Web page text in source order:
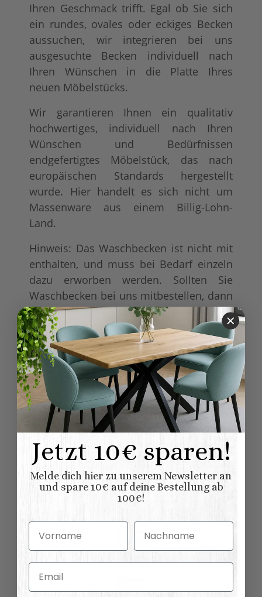
Ihren Geschmack trifft. Egal ob Sie sich
ein rundes, ovales oder eckiges Becken
aussuchen, wir integrieren bei uns
ausgesuchte Becken individuell nach
Ihren Wünschen in die Platte Ihres
neuen Möbelstücks.
Wir garantieren Ihnen ein qualitativ
hochwertiges, individuell nach Ihren
Wünschen und Bedürfnissen
endgefertigtes Möbelstück, das nach
europäischen Standards hergestellt
wurde. Hier handelt es sich nicht um
Massenware aus einem Billig-Lohn-
Land.
Hinweis: Das Waschbecken ist nicht mit
enthalten, und muss bei Bedarf einzeln
dazu erworben werden. Sollten Sie
Waschbecken bei uns mitbestellen, dann
sind diese vormontiert.
Wenn Sie den Waschtisch ohne
Waschbecken bestellen, ist die
Oberfläche der Platte geschlossen.
Produkteigenschaft
WertLieferung: aufgebaut
Zubehör: Waschbecken
Möbel
Lieferung:
Möbel wird aufgebaut
geliefert
Plattenoberseite
:
Zinkplatte
Möbelstil:
Vintage
Französischer
Landhausstil
Kollektionen
Landhausmöbel:
Jetzt 10€ sparen!
Melde dich hier zu unserem Newsletter an
und spare 10€ auf deine Bestellung ab
100€!
Vorname Nachname
Email